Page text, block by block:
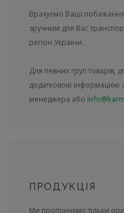
Врахуємо Ваші
зручним для Вас
регіон України.
Для певних груп товарів,
додатковою інформацією
менеджера або
ПРОДУКЦІЯ
Ми пропонуємо тільки